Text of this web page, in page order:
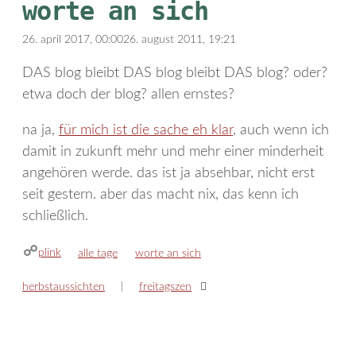
worte an sich
26. april 2017, 00:0026. august 2011, 19:21
DAS blog bleibt DAS blog bleibt DAS blog? oder?
etwa doch der blog? allen ernstes?
na ja, für mich ist die sache eh klar, auch wenn ich
damit in zukunft mehr und mehr einer minderheit
angehören werde. das ist ja absehbar, nicht erst
seit gestern. aber das macht nix, das kenn ich
schließlich.
plink kategorien
alle tage schlagwörter
worte an sich
herbstaussichten freitagszen